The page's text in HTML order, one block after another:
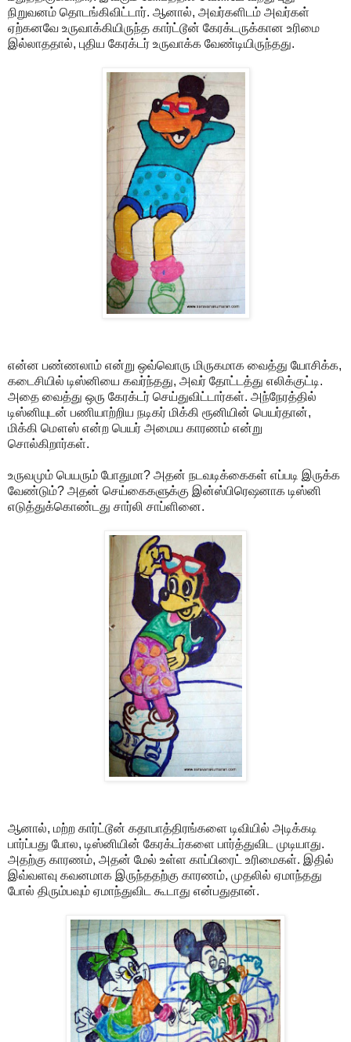
நிறுவனம் தொடங்கிவிட்டார். ஆனால், அவர்களிடம் அவர்கள்
ஏற்கனவே உருவாக்கியிருந்த கார்ட்டூன் கேரக்டருக்கான உரிமை
இல்லாததால், புதிய கேரக்டர் உருவாக்க வேண்டியிருந்தது.
என்ன பண்ணலாம் என்று ஒவ்வொரு மிருகமாக வைத்து யோசிக்க,
கடைசியில் டிஸ்னியை கவர்ந்தது, அவர் தோட்டத்து எலிக்குட்டி.
அதை வைத்து ஒரு கேரக்டர் செய்துவிட்டார்கள். அந்நேரத்தில்
டிஸ்னியுடன் பணியாற்றிய நடிகர் மிக்கி ரூனியின் பெயர்தான்,
மிக்கி மௌஸ் என்ற பெயர் அமைய காரணம் என்று
சொல்கிறார்கள்.
உருவமும் பெயரும் போதுமா? அதன் நடவடிக்கைகள் எப்படி இருக்க
வேண்டும்? அதன் செய்கைகளுக்கு இன்ஸ்பிரெஷனாக டிஸ்னி
எடுத்துக்கொண்டது சார்லி சாப்ளினை.
ஆனால், மற்ற கார்ட்டூன் கதாபாத்திரங்களை டிவியில் அடிக்கடி
பார்ப்பது போல, டிஸ்னியின் கேரக்டர்களை பார்த்துவிட முடியாது.
அதற்கு காரணம், அதன் மேல் உள்ள காப்பிரைட் உரிமைகள். இதில்
இவ்வளவு கவனமாக இருந்ததற்கு காரணம், முதலில் ஏமாந்தது
போல் திரும்பவும் ஏமாந்துவிட கூடாது என்பதுதான்.